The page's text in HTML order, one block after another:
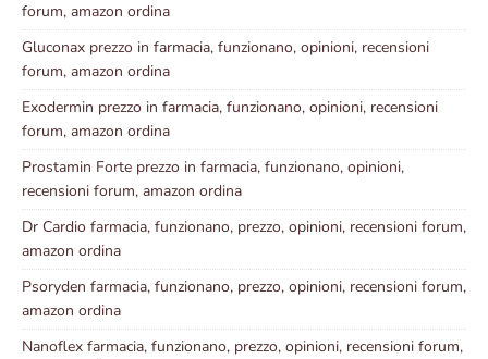
forum, amazon ordina
Gluconax prezzo in farmacia, funzionano, opinioni, recensioni
forum, amazon ordina
Exodermin prezzo in farmacia, funzionano, opinioni, recensioni
forum, amazon ordina
Prostamin Forte prezzo in farmacia, funzionano, opinioni,
recensioni forum, amazon ordina
Dr Cardio farmacia, funzionano, prezzo, opinioni, recensioni forum,
amazon ordina
Psoryden farmacia, funzionano, prezzo, opinioni, recensioni forum,
amazon ordina
Nanoflex farmacia, funzionano, prezzo, opinioni, recensioni forum,